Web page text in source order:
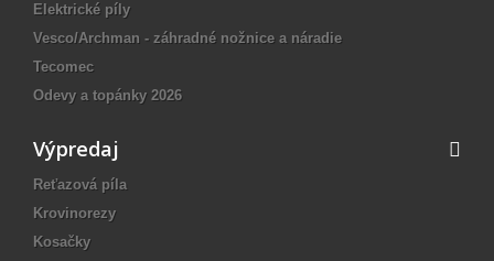
Elektrické píly
Vesco/Archman - záhradné nožnice a náradie
Tecomec
Odevy a topánky 2026
Výpredaj
Reťazová píla
Krovinorezy
Kosačky